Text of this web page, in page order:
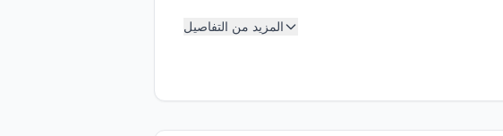
المزيد من التفاصيل